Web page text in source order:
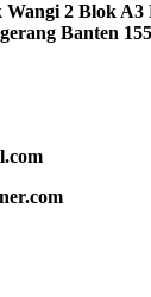
Wangi 2 Blok A3
Banten